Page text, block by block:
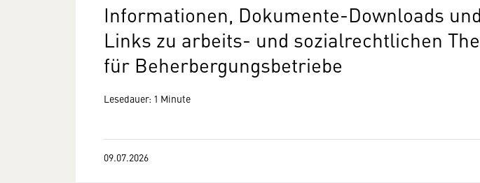
Informationen, Dokumente-Downloads und
Links zu arbeits- und sozialrechtlichen
für Beherbergungsbetriebe
Lesedauer: 1 Minute
09.07.2026